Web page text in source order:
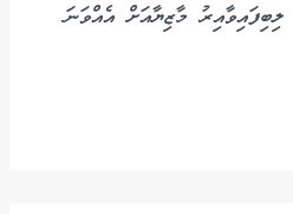
މާޒިޔާއަށް އެއްވަނަ